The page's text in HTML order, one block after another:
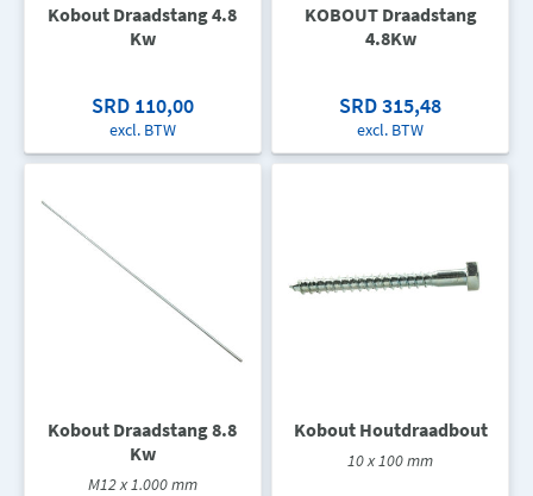
Kobout Draadstang 4.8
Kw
SRD 110,00
excl. BTW
KOBOUT Draadstang
4.8Kw
SRD 315,48
excl. BTW
Kobout Draadstang 8.8
Kw
M12 x 1.000 mm
Kobout Houtdraadbout
10 x 100 mm